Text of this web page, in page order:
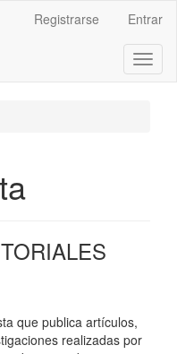
Registrarse Entrar
que publica artículos,
realizadas por